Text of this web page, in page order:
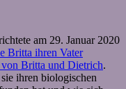
am 29. Januar 2020
Britta ihren Vater
von Britta und Dietrich.
ihren biologischen